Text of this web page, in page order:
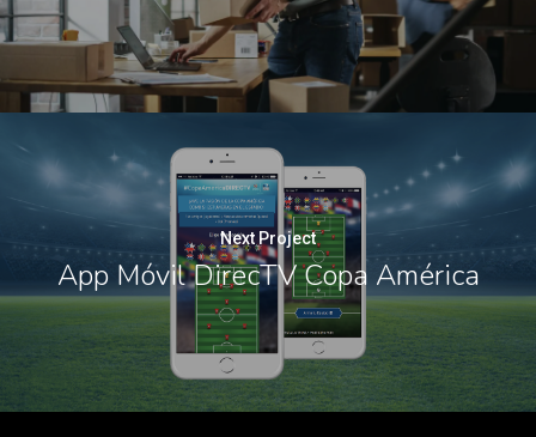
Next Project
App Móvil DirecTV Copa América